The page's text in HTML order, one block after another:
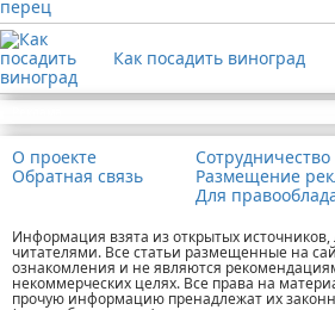
Как посадить виноград
О проекте
Обратная связь
Сотрудничество
Размещение
Для
Информация взята из открытых
читателями. Все статьи размещенные на
ознакомления и не являются
некоммерческих целях. Все права на
прочую информацию пренадлежат их